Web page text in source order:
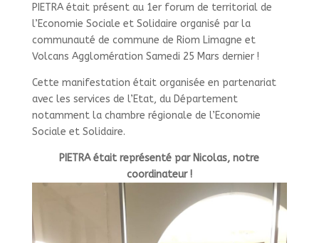
PIETRA était présent au 1er forum de territorial de
l’Economie Sociale et Solidaire organisé par la
communauté de commune de Riom Limagne et
Volcans Agglomération Samedi 25 Mars dernier !
Cette manifestation était organisée en partenariat
avec les services de l’Etat, du Département
notamment la chambre régionale de l’Economie
Sociale et Solidaire.
PIETRA était représenté par Nicolas, notre
coordinateur !